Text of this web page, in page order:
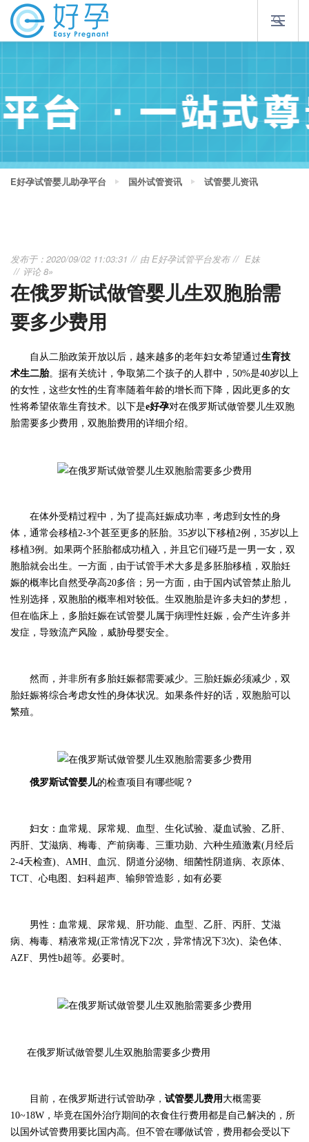
E好孕试管婴儿助孕平台 国外试管资讯 试管婴儿资讯
发布于：2020/09/02 11:03:31 由E好孕试管平台发布
E妹
评论 8»
在俄罗斯试做管婴儿生双胞胎需
要多少费用
自从二胎政策开放以后，越来越多的老年妇女希望通过生育技
术生二胎。据有关统计，争取第二个孩子的人群中，50%是40岁以上
的女性，这些女性的生育率随着年龄的增长而下降，因此更多的女
性将希望依靠生育技术。以下是e好孕对在俄罗斯试做管婴儿生双胞
胎需要多少费用，双胞胎费用的详细介绍。
在体外受精过程中，为了提高妊娠成功率，考虑到女性的身
体，通常会移植2-3个甚至更多的胚胎。35岁以下移植2例，35岁以上
移植3例。如果两个胚胎都成功植入，并且它们碰巧是一男一女，双
胞胎就会出生。一方面，由于试管手术大多是多胚胎移植，双胎妊
娠的概率比自然受孕高20多倍；另一方面，由于国内试管禁止胎儿
性别选择，双胞胎的概率相对较低。生双胞胎是许多夫妇的梦想，
但在临床上，多胎妊娠在试管婴儿属于病理性妊娠，会产生许多并
发症，导致流产风险，威胁母婴安全。
然而，并非所有多胎妊娠都需要减少。三胎妊娠必须减少，双
胎妊娠将综合考虑女性的身体状况。如果条件好的话，双胞胎可以
繁殖。
俄罗斯试管婴儿的检查项目有哪些呢？
妇女：血常规、尿常规、血型、生化试验、凝血试验、乙肝、
丙肝、艾滋病、梅毒、产前病毒、三重功勋、六种生殖激素(月经后
2-4天检查)、AMH、血沉、阴道分泌物、细菌性阴道病、衣原体、
TCT、心电图、妇科超声、输卵管造影，如有必要
男性：血常规、尿常规、肝功能、血型、乙肝、丙肝、艾滋
病、梅毒、精液常规(正常情况下2次，异常情况下3次)、染色体、
AZF、男性b超等。必要时。
在俄罗斯试做管婴儿生双胞胎需要多少费用
目前，在俄罗斯进行试管助孕， 试管婴儿费用 大概需要
10~18W，毕竟在国外治疗期间的衣食住行费用都是自己解决的，所
以国外试管费用要比国内高。但不管在哪做试管，费用都会受以下